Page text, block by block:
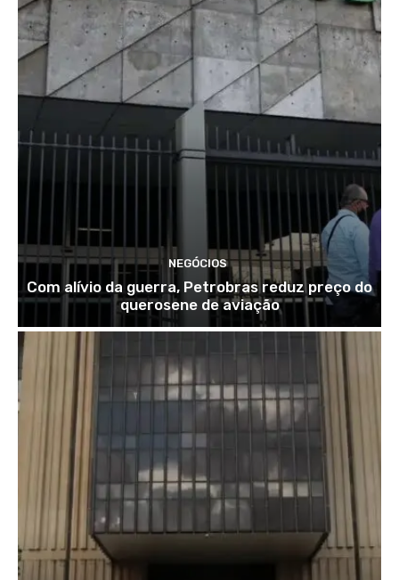
NEGÓCIOS
Com alívio da guerra, Petrobras reduz preço do
querosene de aviação